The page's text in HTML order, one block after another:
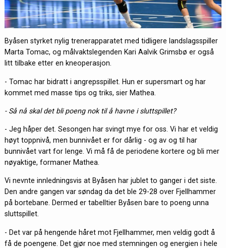
Byåsen styrket nylig trenerapparatet med tidligere landslagsspiller
Marta Tomac, og målvaktslegenden Kari Aalvik Grimsbø er også
litt tilbake etter en kneoperasjon.
- Tomac har bidratt i angrepsspillet. Hun er supersmart og har
kommet med masse tips og triks, sier Mathea.
- Så nå skal det bli poeng nok til å havne i sluttspillet?
- Jeg håper det. Sesongen har svingt mye for oss. Vi har et veldig
høyt toppnivå, men bunnivået er for dårlig - og av og til har
bunnivået vart for lenge. Vi må få de periodene kortere og bli mer
nøyaktige, formaner Mathea.
Vi nevnte innledningsvis at Byåsen har jublet to ganger i det siste.
Den andre gangen var søndag da det ble 29-28 over Fjellhammer
på bortebane. Dermed er tabelltier Byåsen bare to poeng unna
sluttspillet.
- Det var på hengende håret mot Fjellhammer, men veldig godt å
få de poengene. Det gjør noe med stemningen og energien i hele